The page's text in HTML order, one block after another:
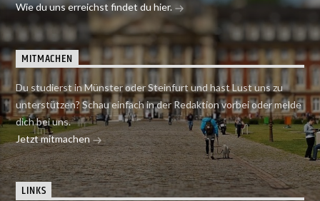
Wie du uns erreichst findet du hier.
MITMACHEN
Du studierst in Münster oder Steinfurt und hast Lust uns zu
unterstützen? Schau einfach in der Redaktion vorbei oder melde
dich bei uns.
Jetzt mitmachen
LINKS